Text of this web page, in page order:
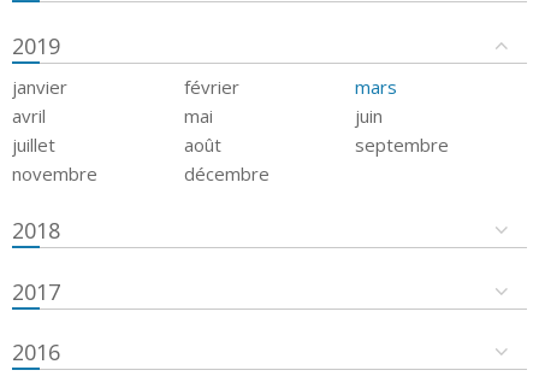
2019
janvier février
mars
avril
mai
juin
juillet
août
septembre
novembre
décembre
2018
2017
2016